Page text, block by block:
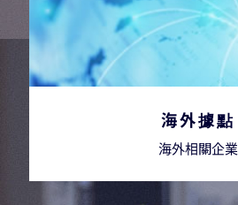
海外據點
海外相關企業